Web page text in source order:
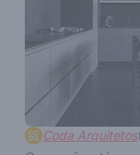
Coda Arquitetos